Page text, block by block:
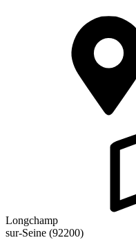
Longchamp
sur-Seine (92200)